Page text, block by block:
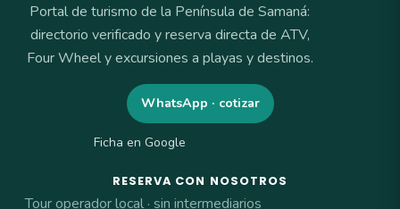
Portal de turismo de la Península de Samaná:
directorio verificado y reserva directa de ATV,
Four Wheel y excursiones a playas y destinos.
WhatsApp · cotizar
Ficha en Google
RESERVA CON NOSOTROS
Tour operador local · sin intermediarios